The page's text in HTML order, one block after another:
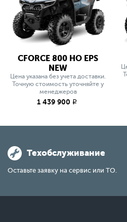
CFORCE 800 HO EPS
NEW
Цена указана без учета доставки.
Точную стоимость уточняйте у
менеджеров
1 439 900 q
Техобслуживание
Оставьте заявку на сервис или ТО.